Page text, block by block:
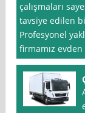
çalışmaları
tavsiye edilen
Profesyonel
firmamız